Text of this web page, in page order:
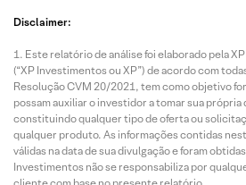
Disclaimer:
Este relatório de análise foi elaborado pela
(“XP Investimentos ou XP”) de acordo com
Resolução CVM 20/2021, tem como objetivo
possam auxiliar o investidor a tomar sua
constituindo qualquer tipo de oferta ou
qualquer produto. As informações contidas
válidas na data de sua divulgação e foram
Investimentos não se responsabiliza por